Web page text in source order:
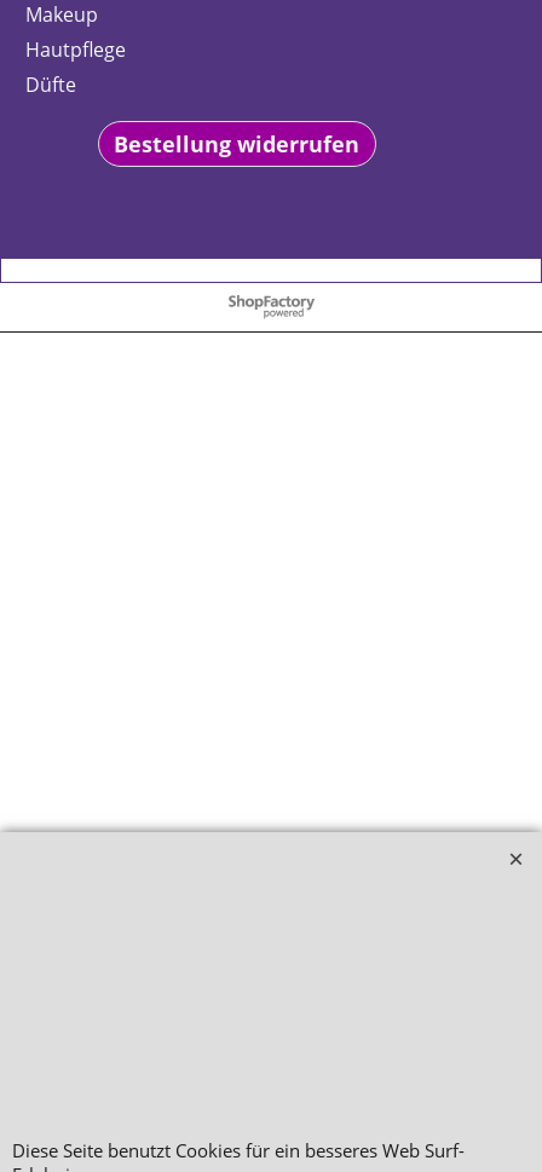
Makeup
Hautpflege
Düfte
Bestellung widerrufen
WebShop erstellt mit
ShopFactory Shop
Diese Seite benutzt Cookies für ein besseres Web Surf-